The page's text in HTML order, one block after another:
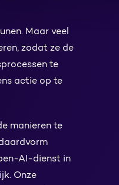
Maar veel
zodat ze de
te
actie op te
manieren te
AI-dienst in
Onze